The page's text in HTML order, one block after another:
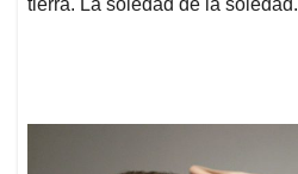
tierra. La soledad de la soledad.